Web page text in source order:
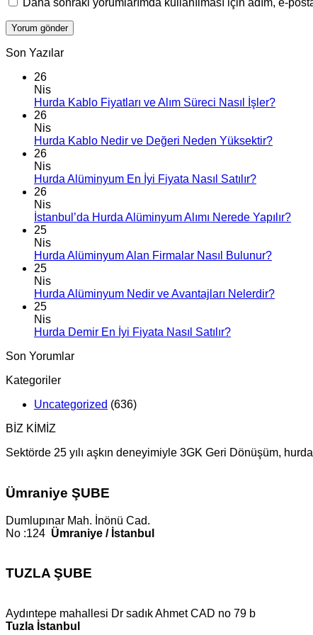
Daha sonraki yorumlarımda kullanılması için adım, e-
Son Yazılar
26
Nis
Hurda Kablo Fiyatları ve Alım Süreci Nasıl İşler?
26
Nis
Hurda Kablo Nedir ve Değeri Neden Yüksektir?
26
Nis
Hurda Alüminyum En İyi Fiyata Nasıl Satılır?
26
Nis
İstanbul’da Hurda Alüminyum Alımı Nerede Yapılır?
25
Nis
Hurda Alüminyum Alan Firmalar Nasıl Bulunur?
25
Nis
Hurda Alüminyum Nedir ve Avantajları Nelerdir?
25
Nis
Hurda Demir En İyi Fiyata Nasıl Satılır?
Son Yorumlar
Kategoriler
Uncategorized (636)
BİZ KİMİZ
Sektörde 25 yılı aşkın deneyimiyle 3GK Geri Dönüşüm,
Ümraniye ŞUBE
Dumlupınar Mah. İnönü Cad.
No :124 Ümraniye / İstanbul
TUZLA ŞUBE
Aydıntepe mahallesi Dr sadık Ahmet CAD no 79 b
Tuzla İstanbul